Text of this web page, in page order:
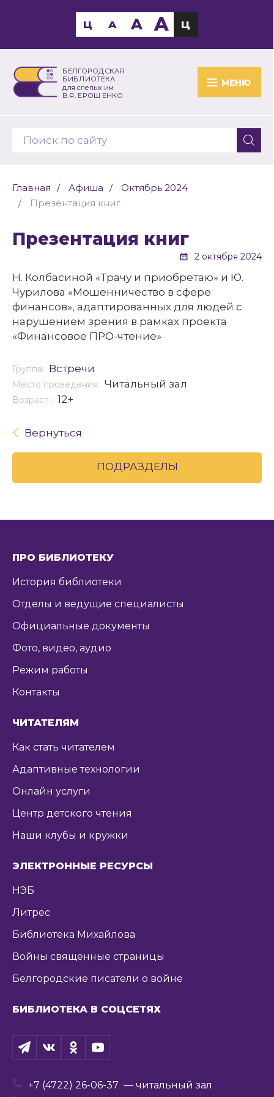
БЕЛГОРОДСКАЯ
БИБЛИОТЕКА
для слепых им.
В.Я. ЕРОШЕНКО
МЕНЮ
Ц A A A Ц
Главная Афиша
Октябрь 2024
Презентация книг
Презентация книг
2 октября 2024
Н. Колбасиной «Трачу и приобретаю» и Ю.
Чурилова «Мошенничество в сфере
финансов», адаптированных для людей с
нарушением зрения в рамках проекта
«Финансовое ПРО-чтение»
Группа: Встречи
Место проведения: Читальный зал
Возраст : 12+
Вернуться
ПОДРАЗДЕЛЫ
ПРО БИБЛИОТЕКУ
История библиотеки
Отделы и ведущие специалисты
Официальные документы
Фото, видео, аудио
Режим работы
Контакты
ЧИТАТЕЛЯМ
Как стать читателем
Адаптивные технологии
Онлайн услуги
Центр детского чтения
Наши клубы и кружки
ЭЛЕКТРОННЫЕ РЕСУРСЫ
НЭБ
Литрес
Библиотека Михайлова
Войны священные страницы
Белгородские писатели о войне
БИБЛИОТЕКА В СОЦСЕТЯХ
+7 (4722) 26-06-37 — читальный зал